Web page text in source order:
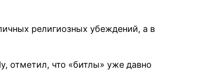
религиозных убеждений, а в
отметил, что «битлы» уже давно